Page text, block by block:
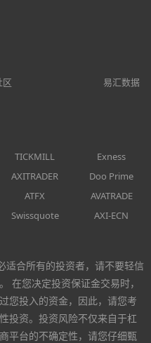
区 易汇数据
TICKMILL
Exness
AXITRADER
Doo Prime
ATFX
AVATRADE
Swissquote AXI-ECN
适合所有的投资者，请不要轻信
在您决定投资保证金交易时，
您投入的资金，因此，请您考
投资。投资风险不仅来自于杠
平台的不确定性，请您仔细甄